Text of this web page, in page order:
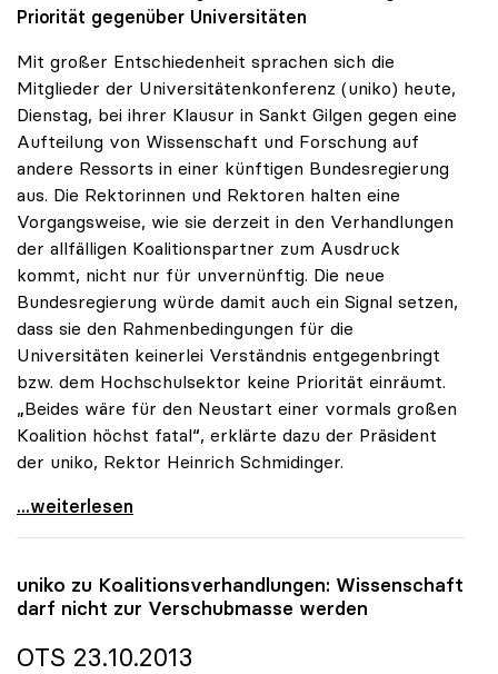
Priorität gegenüber Universitäten
Mit großer Entschiedenheit sprachen sich die
Mitglieder der Universitätenkonferenz (uniko) heute,
Dienstag, bei ihrer Klausur in Sankt Gilgen gegen eine
Aufteilung von Wissenschaft und Forschung auf
andere Ressorts in einer künftigen Bundesregierung
aus. Die Rektorinnen und Rektoren halten eine
Vorgangsweise, wie sie derzeit in den Verhandlungen
der allfälligen Koalitionspartner zum Ausdruck
kommt, nicht nur für unvernünftig. Die neue
Bundesregierung würde damit auch ein Signal setzen,
dass sie den Rahmenbedingungen für die
Universitäten keinerlei Verständnis entgegenbringt
bzw. dem Hochschulsektor keine Priorität einräumt.
„Beides wäre für den Neustart einer vormals großen
Koalition höchst fatal“, erklärte dazu der Präsident
der uniko, Rektor Heinrich Schmidinger.
Rektorinnen und Rektoren gegen Aufteilung von
...weiterlesen
uniko zu Koalitionsverhandlungen: Wissenschaft
darf nicht zur Verschubmasse werden
OTS 23.10.2013